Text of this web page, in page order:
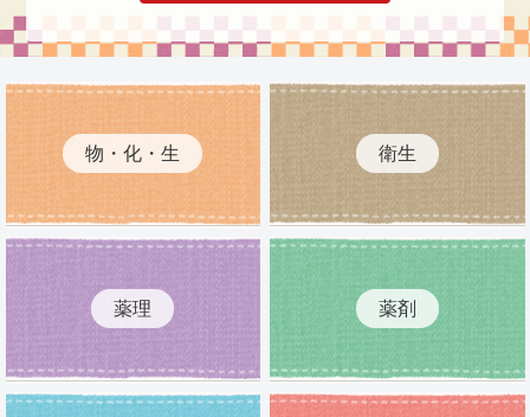
物・化・生 衛生
薬理 薬剤